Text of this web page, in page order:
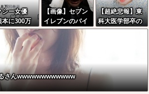
シー女優
本に300万
付します」
「汚い金
がとうや
→
【画像】セブン
イレブンのバイ
ト「AIにちいか
わの画像を食わ
せてっと………
できた！」→と
んでもないもの
が出来上がって
しまうw w w w
【超絶悲報】東
科大医学部卒の
美人YouTuberさ
さんwwwwwwwwwwww